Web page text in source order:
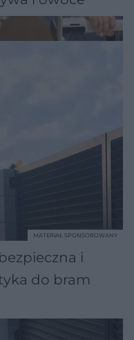
i
do bram
MATERIAŁ SPONSOROWANY